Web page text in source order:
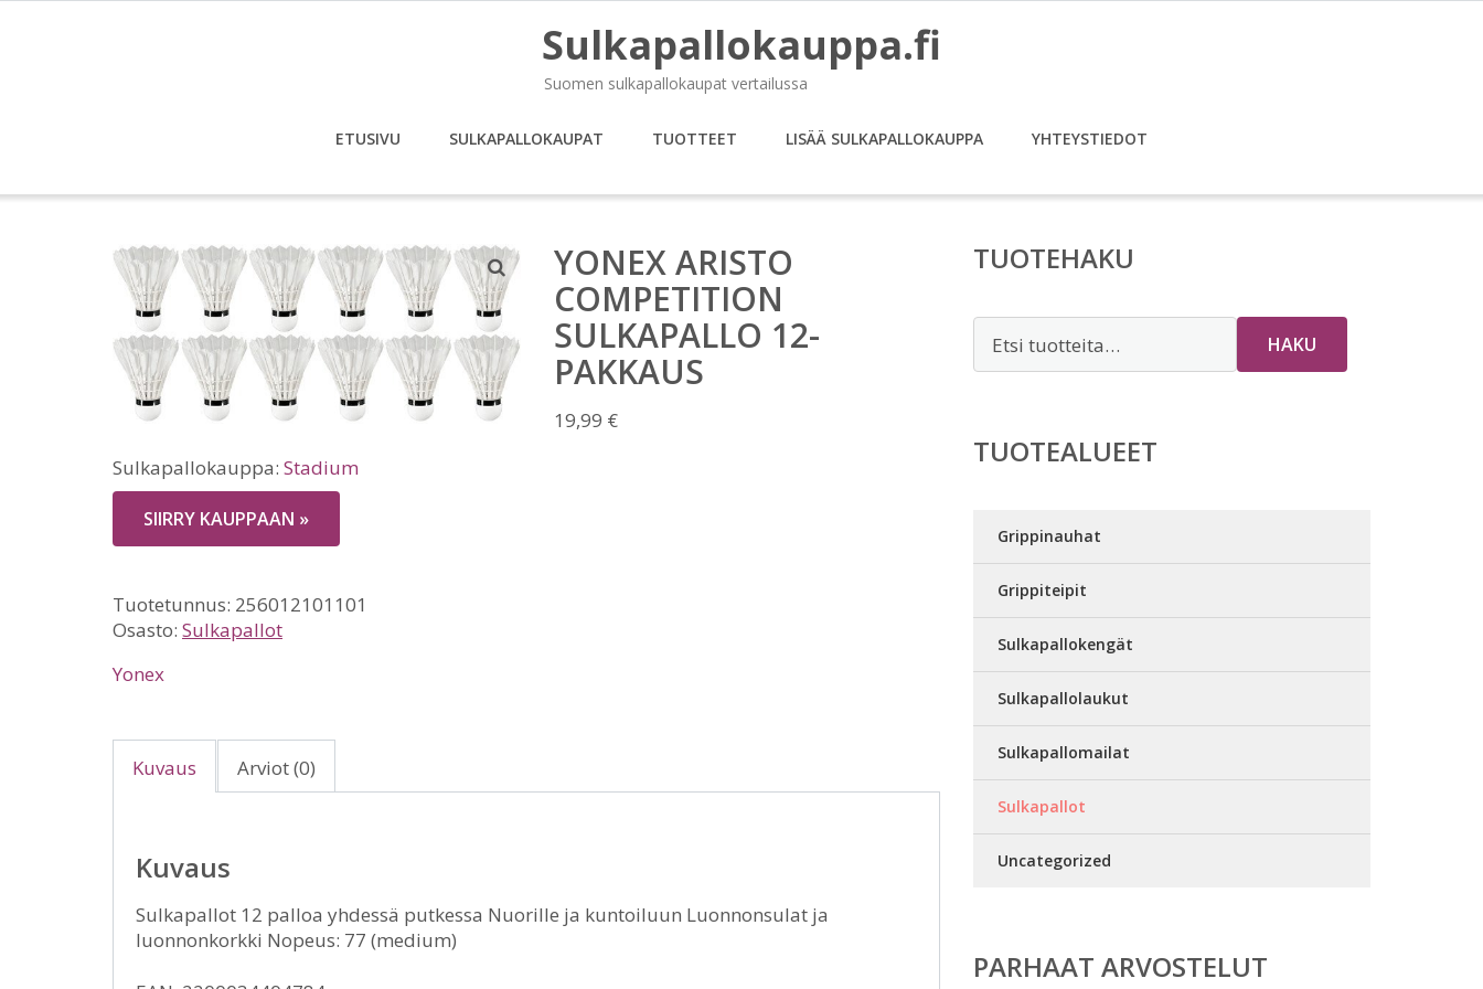
Sulkapallokauppa.fi
Suomen sulkapallokaupat vertailussa
ETUSIVU SULKAPALLOKAUPAT TUOTTEET LISÄÄ SULKAPALLOKAUPPA YHTEYSTIEDOT
YONEX ARISTO
COMPETITION
SULKAPALLO 12-
PAKKAUS
19,99 €
Sulkapallokauppa: Stadium
SIIRRY KAUPPAAN »
Tuotetunnus: 256012101101
Osasto: Sulkapallot
Yonex
Kuvaus Arviot (0)
Kuvaus
Sulkapallot 12 palloa yhdessä putkessa Nuorille ja kuntoiluun Luonnonsulat ja
luonnonkorkki Nopeus: 77 (medium)
TUOTEHAKU
HAKU
TUOTEALUEET
Grippinauhat
Grippiteipit
Sulkapallokengät
Sulkapallolaukut
Sulkapallomailat
Sulkapallot
Uncategorized
PARHAAT ARVOSTELUT